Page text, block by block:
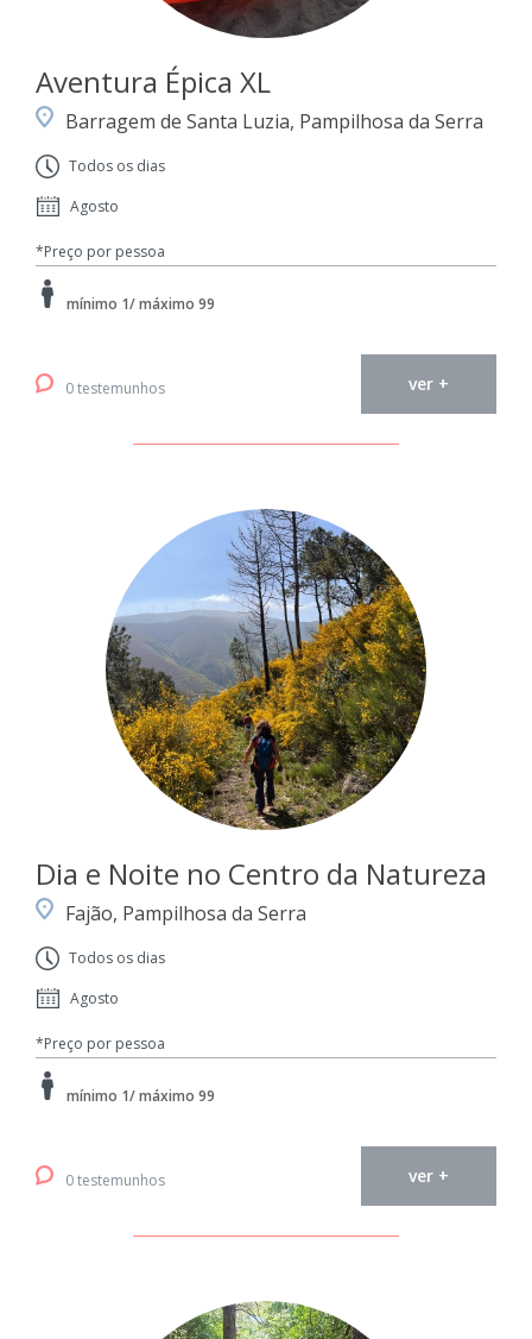
Aventura Épica XL
Barragem de Santa Luzia, Pampilhosa da Serra
Todos os dias
Agosto
*Preço por pessoa
mínimo 1/ máximo 99
0 testemunhos ver +
Dia e Noite no Centro da Natureza
Fajão, Pampilhosa da Serra
Todos os dias
Agosto
*Preço por pessoa
mínimo 1/ máximo 99
0 testemunhos ver +